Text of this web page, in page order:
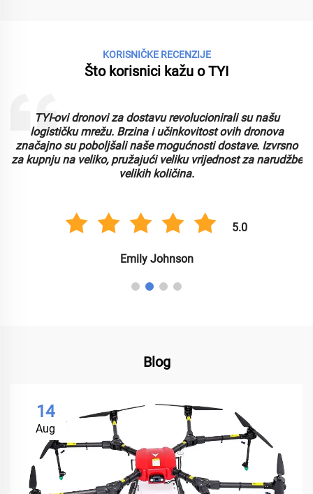
KORISNIČKE RECENZIJE
Što korisnici kažu o TYI
TYI-ovi dronovi za dostavu revolucionirali su našu
logističku mrežu. Brzina i učinkovitost ovih dronova
značajno su poboljšali naše mogućnosti dostave. Izvrsno
za kupnju na veliko, pružajući veliku vrijednost za narudžbe
velikih količina.
5.0
Emily Johnson
Blog
14
Aug